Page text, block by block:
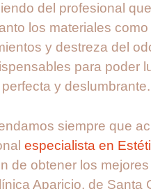
del profesional
los materiales como
y destreza del
para poder
y deslumbrante.
siempre que
especialista en
de obtener los
Aparicio, de Santa